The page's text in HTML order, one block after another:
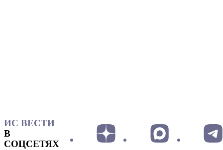
ИС ВЕСТИ
В
СОЦСЕТЯХ